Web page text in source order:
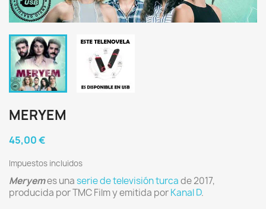
MERYEM
45,00 €
Impuestos incluidos
Meryemes unaserie de televisión turcade 2017,
producida por TMC Film y emitida porKanal D.